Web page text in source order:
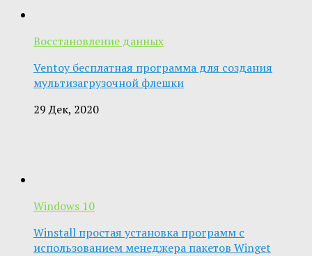
Восстановление данных
Ventoy бесплатная программа для создания
мультизагрузочной флешки
29 Дек, 2020
Windows 10
Winstall простая установка программ с
использованием менеджера пакетов Winget